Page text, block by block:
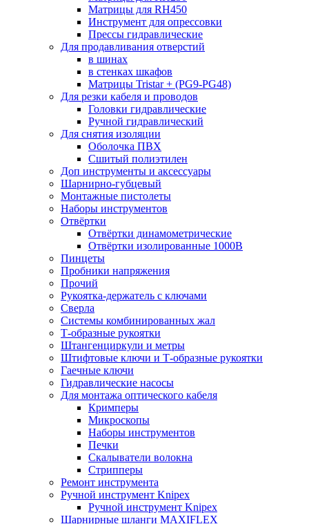
Матрицы для RH450
Инструмент для опрессовки
Прессы гидравлические
Для продавливания отверстий
в шинах
в стенках шкафов
Матрицы Tristar + (PG9-PG48)
Для резки кабеля и проводов
Головки гидравлические
Ручной гидравлический
Для снятия изоляции
Оболочка ПВХ
Сшитый полиэтилен
Доп инструменты и аксессуары
Шарнирно-губцевый
Монтажные пистолеты
Наборы инструментов
Отвёртки
Отвёртки динамометрические
Отвёртки изолированные 1000В
Пинцеты
Пробники напряжения
Прочий
Рукоятка-держатель с ключами
Сверла
Системы комбинированных жал
Т-образные рукоятки
Штангенциркули и метры
Штифтовые ключи и Т-образные рукоятки
Гаечные ключи
Гидравлические насосы
Для монтажа оптического кабеля
Кримперы
Микроскопы
Наборы инструментов
Печки
Скалыватели волокна
Стрипперы
Ремонт инструмента
Ручной инструмент Knipex
Ручной инструмент Knipex
Шарнирные шланги MAXIFLEX